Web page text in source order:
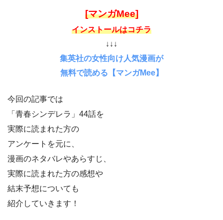
[マンガMee]
インストールはコチラ
↓↓↓
集英社の女性向け人気漫画が
無料で読める【マンガMee】
今回の記事では
「青春シンデレラ」44話を
実際に読まれた方の
アンケートを元に、
漫画のネタバレやあらすじ、
実際に読まれた方の感想や
結末予想についても
紹介していきます！